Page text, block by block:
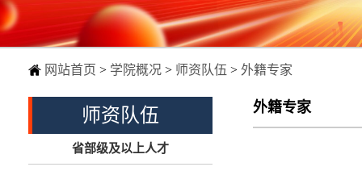
网站首页 > 学院概况 > 师资队伍 > 外籍专家
师资队伍
省部级及以上人才
外籍专家